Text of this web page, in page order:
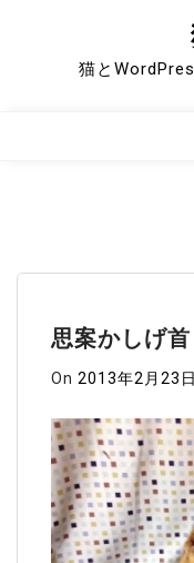
猫と
思案かしげ首
On 2013年2月23日